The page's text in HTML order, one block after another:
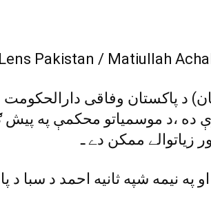
د پاکستان وفاقى
ده ،د موسمياتو محکمې په پيش
ممکن دے ـ
په نيمه شپه ثانيه احمد د سبا د